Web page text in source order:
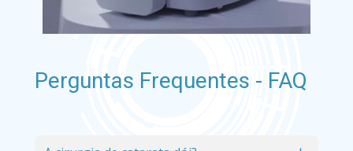
Perguntas Frequentes - FAQ